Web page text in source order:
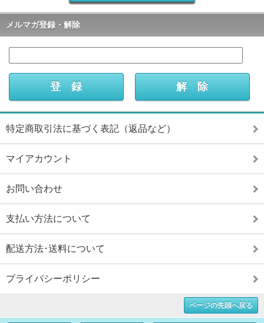
メルマガ登録・解除
特定商取引法に基づく表記（返品など）
マイアカウント
お問い合わせ
支払い方法について
配送方法･送料について
プライバシーポリシー
ページの先頭へ戻る